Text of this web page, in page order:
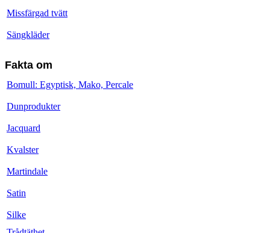
Missfärgad tvätt
Sängkläder
Fakta om
Bomull: Egyptisk, Mako, Percale
Dunprodukter
Jacquard
Kvalster
Martindale
Satin
Silke